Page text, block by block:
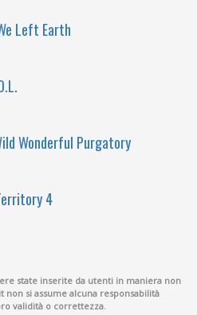
Left Earth
Wonderful Purgatory
4
state inserite da utenti in maniera non
non si assume alcuna responsabilità
validità o correttezza.